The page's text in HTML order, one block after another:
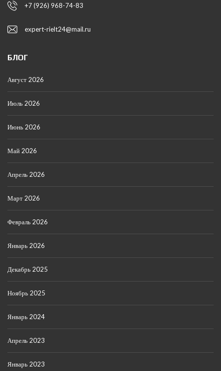
+7 (926) 968-74-83
expert-rielt24@mail.ru
БЛОГ
Август 2026
Июль 2026
Июнь 2026
Май 2026
Апрель 2026
Март 2026
Февраль 2026
Январь 2026
Декабрь 2025
Ноябрь 2025
Январь 2024
Апрель 2023
Январь 2023